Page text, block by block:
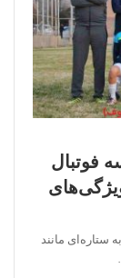
فوتبال
از ویژگی‌های
ستاره‌ای مانند